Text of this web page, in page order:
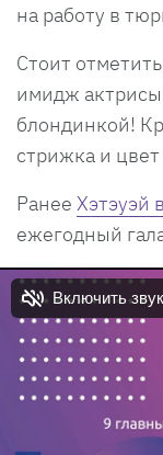
на работу в
Стоит
имидж
блондинкой!
стрижка и
Ранее Хэтэуэй
ежегодный